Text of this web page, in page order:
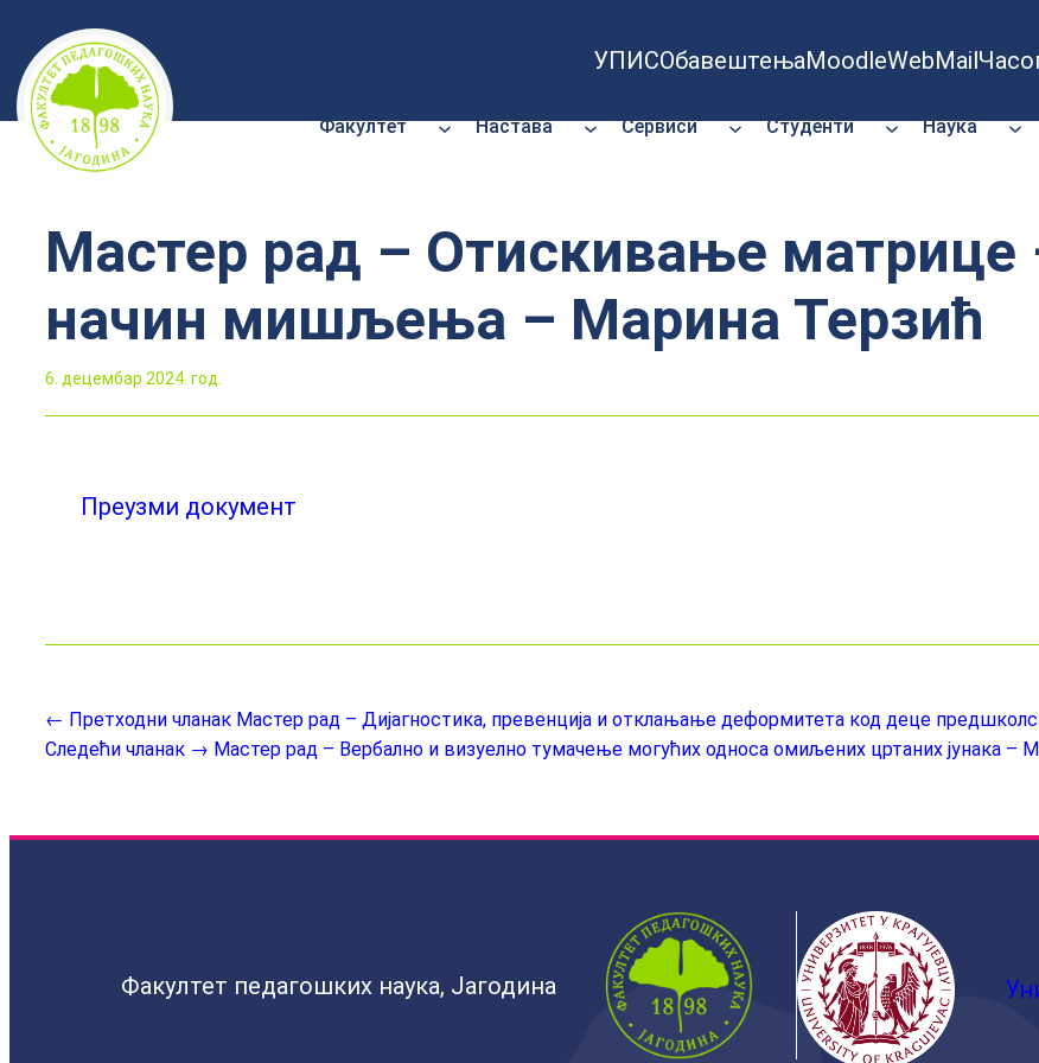
Скочи
на
садржај
УПИСОбавештењаMoodleWebMail
Факултет Настава Сервиси Студенти Наука
Мастер рад – Отискивање матрице
начин мишљења – Марина Терзић
6. децембар 2024. год.
Преузми документ
← Претходни чланак Мастер рад – Дијагностика, превенција и отклањање деформитета код деце
Следећи чланак → Мастер рад – Вербално и визуелно тумачење могућих односа омиљених цртаних јунака –
Факултет педагошких наука, Јагодина